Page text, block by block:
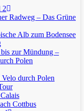
2
Radweg – Das Grüne
Alb zum Bodensee
zur Mündung –
Polen
durch Polen
Cottbus